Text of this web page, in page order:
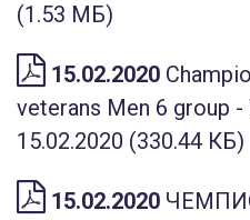
(1.53 МБ)
15.02.2020
veterans Men 6 group
15.02.2020 (330.44 КБ)
15.02.2020